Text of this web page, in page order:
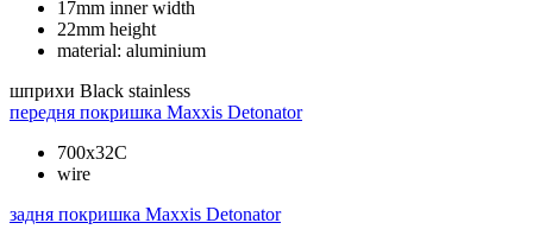
17mm inner width
22mm height
material: aluminium
шприхи Black stainless
передня покришка Maxxis Detonator
700x32C
wire
задня покришка Maxxis Detonator